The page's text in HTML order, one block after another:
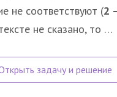
не соответствуют (2
не сказано, то …